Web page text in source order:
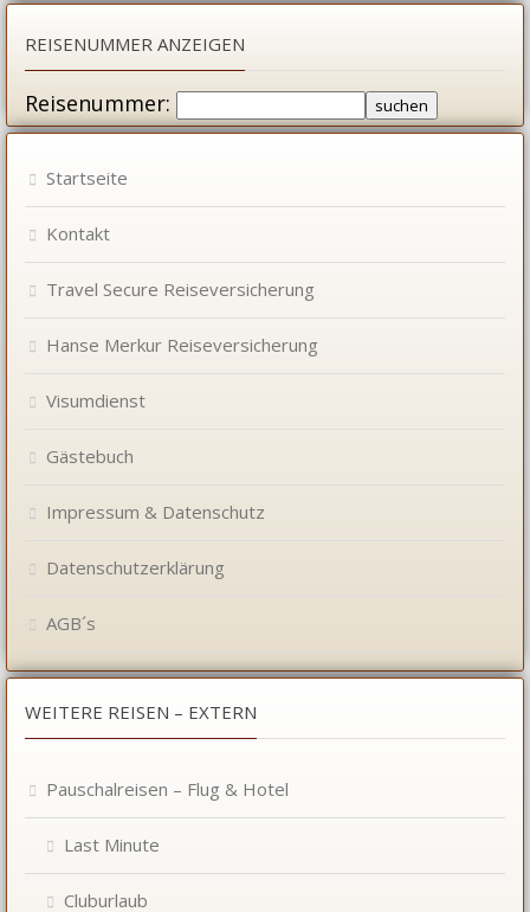
REISENUMMER ANZEIGEN
Reisenummer:
Startseite
Kontakt
Travel Secure Reiseversicherung
Hanse Merkur Reiseversicherung
Visumdienst
Gästebuch
Impressum & Datenschutz
Datenschutzerklärung
AGB´s
WEITERE REISEN – EXTERN
Pauschalreisen – Flug & Hotel
Last Minute
Cluburlaub